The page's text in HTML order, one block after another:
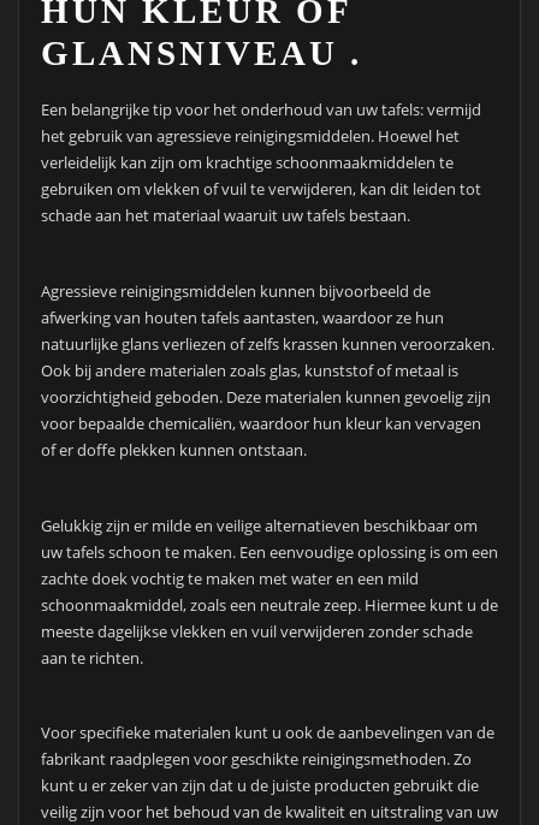
HUN KLEUR OF
GLANSNIVEAU .
Een belangrijke tip voor het onderhoud van uw tafels: vermijd
het gebruik van agressieve reinigingsmiddelen. Hoewel het
verleidelijk kan zijn om krachtige schoonmaakmiddelen te
gebruiken om vlekken of vuil te verwijderen, kan dit leiden tot
schade aan het materiaal waaruit uw tafels bestaan.
Agressieve reinigingsmiddelen kunnen bijvoorbeeld de
afwerking van houten tafels aantasten, waardoor ze hun
natuurlijke glans verliezen of zelfs krassen kunnen veroorzaken.
Ook bij andere materialen zoals glas, kunststof of metaal is
voorzichtigheid geboden. Deze materialen kunnen gevoelig zijn
voor bepaalde chemicaliën, waardoor hun kleur kan vervagen
of er doffe plekken kunnen ontstaan.
Gelukkig zijn er milde en veilige alternatieven beschikbaar om
uw tafels schoon te maken. Een eenvoudige oplossing is om een
zachte doek vochtig te maken met water en een mild
schoonmaakmiddel, zoals een neutrale zeep. Hiermee kunt u de
meeste dagelijkse vlekken en vuil verwijderen zonder schade
aan te richten.
Voor specifieke materialen kunt u ook de aanbevelingen van de
fabrikant raadplegen voor geschikte reinigingsmethoden. Zo
kunt u er zeker van zijn dat u de juiste producten gebruikt die
veilig zijn voor het behoud van de kwaliteit en uitstraling van uw